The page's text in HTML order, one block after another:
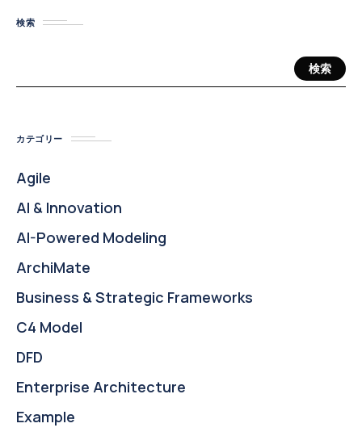
検索
検索
カテゴリー
Agile
AI & Innovation
AI-Powered Modeling
ArchiMate
Business & Strategic Frameworks
C4 Model
DFD
Enterprise Architecture
Example